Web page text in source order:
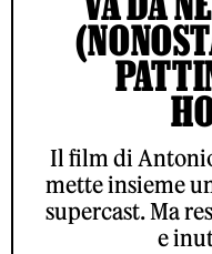
Il film di
mette insieme
supercast. Ma
e